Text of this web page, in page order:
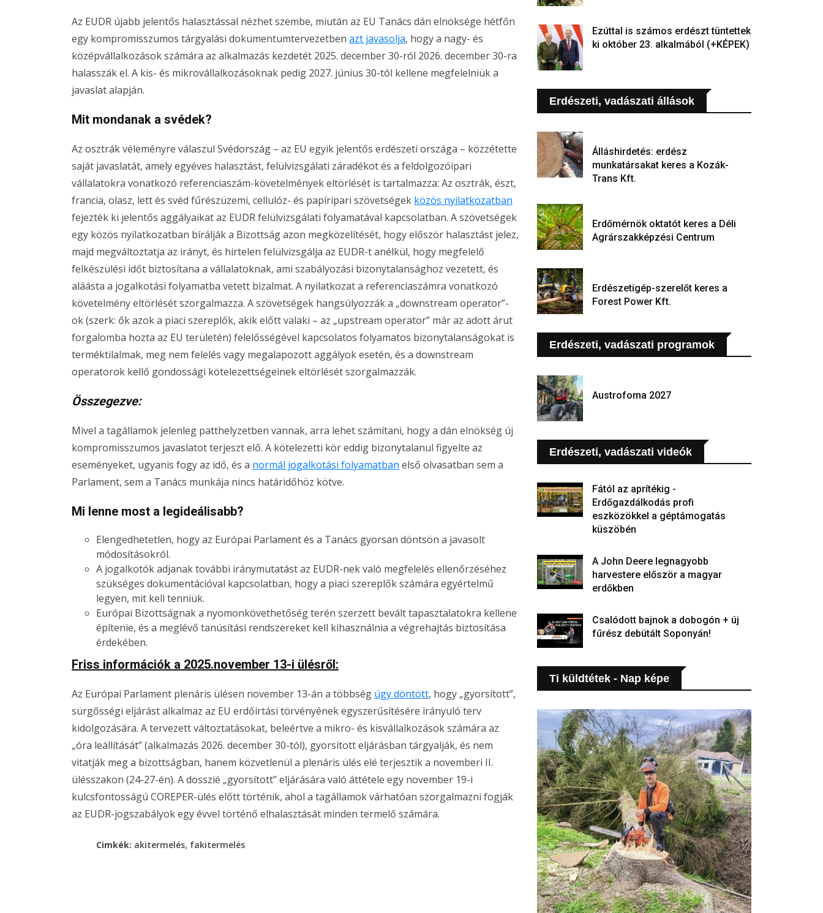
Az EUDR újabb jelentős halasztással nézhet szembe, miután az EU Tanács dán elnöksége hétfőn
egy kompromisszumos tárgyalási dokumentumtervezetben azt javasolja, hogy a nagy- és
középvállalkozások számára az alkalmazás kezdetét 2025. december 30-ról 2026. december 30-ra
halasszák el. A kis- és mikrovállalkozásoknak pedig 2027. június 30-tól kellene megfelelniük a
javaslat alapján.
Mit mondanak a svédek?
Az osztrák véleményre válaszul Svédország – az EU egyik jelentős erdészeti országa – közzétette
saját javaslatát, amely egyéves halasztást, felülvizsgálati záradékot és a feldolgozóipari
vállalatokra vonatkozó referenciaszám-követelmények eltörlését is tartalmazza: Az osztrák, észt,
francia, olasz, lett és svéd fűrészüzemi, cellulóz- és papíripari szövetségek közös nyilatkozatban
fejezték ki jelentős aggályaikat az EUDR felülvizsgálati folyamatával kapcsolatban. A szövetségek
egy közös nyilatkozatban bírálják a Bizottság azon megközelítését, hogy először halasztást jelez,
majd megváltoztatja az irányt, és hirtelen felülvizsgálja az EUDR-t anélkül, hogy megfelelő
felkészülési időt biztosítana a vállalatoknak, ami szabályozási bizonytalansághoz vezetett, és
aláásta a jogalkotási folyamatba vetett bizalmat. A nyilatkozat a referenciaszámra vonatkozó
követelmény eltörlését szorgalmazza. A szövetségek hangsúlyozzák a „downstream operator”-
ok (szerk: ők azok a piaci szereplők, akik előtt valaki – az „upstream operator” már az adott árut
forgalomba hozta az EU területén) felelősségével kapcsolatos folyamatos bizonytalanságokat is
terméktilalmak, meg nem felelés vagy megalapozott aggályok esetén, és a downstream
operatorok kellő gondossági kötelezettségeinek eltörlését szorgalmazzák.
Összegezve:
Mivel a tagállamok jelenleg patthelyzetben vannak, arra lehet számítani, hogy a dán elnökség új
kompromisszumos javaslatot terjeszt elő. A kötelezetti kör eddig bizonytalanul figyelte az
eseményeket, ugyanis fogy az idő, és a normál jogalkotási folyamatban első olvasatban sem a
Parlament, sem a Tanács munkája nincs határidőhöz kötve.
Mi lenne most a legideálisabb?
Elengedhetetlen, hogy az Európai Parlament és a Tanács gyorsan döntsön a javasolt
módosításokról.
A jogalkotók adjanak további iránymutatást az EUDR-nek való megfelelés ellenőrzéséhez
szükséges dokumentációval kapcsolatban, hogy a piaci szereplők számára egyértelmű
legyen, mit kell tenniük.
Európai Bizottságnak a nyomonkövethetőség terén szerzett bevált tapasztalatokra kellene
építenie, és a meglévő tanúsítási rendszereket kell kihasználnia a végrehajtás biztosítása
érdekében.
Friss információk a 2025.november 13-i ülésről:
Az Európai Parlament plenáris ülésen november 13-án a többség úgy döntött, hogy „gyorsított”,
sürgősségi eljárást alkalmaz az EU erdőirtási törvényének egyszerűsítésére irányuló terv
kidolgozására. A tervezett változtatásokat, beleértve a mikro- és kisvállalkozások számára az
„óra leállítását” (alkalmazás 2026. december 30-tól), gyorsított eljárásban tárgyalják, és nem
vitatják meg a bizottságban, hanem közvetlenül a plenáris ülés elé terjesztik a novemberi II.
ülésszakon (24-27-én). A dosszié „gyorsított” eljárására való áttétele egy november 19-i
kulcsfontosságú COREPER-ülés előtt történik, ahol a tagállamok várhatóan szorgalmazni fogják
az EUDR-jogszabályok egy évvel történő elhalasztását minden termelő számára.
Cimkék: akitermelés, fakitermelés
Ezúttal is számos erdészt tüntettek
ki október 23. alkalmából (+KÉPEK)
Erdészeti, vadászati állások
Álláshirdetés: erdész
munkatársakat keres a Kozák-
Trans Kft.
Erdőmérnök oktatót keres a Déli
Agrárszakképzési Centrum
Erdészetigép-szerelőt keres a
Forest Power Kft.
Erdészeti, vadászati programok
Austrofoma 2027
Erdészeti, vadászati videók
Fától az aprítékig -
Erdőgazdálkodás profi
eszközökkel a géptámogatás
küszöbén
A John Deere legnagyobb
harvestere először a magyar
erdőkben
Csalódott bajnok a dobogón + új
fűrész debütált Soponyán!
Ti küldtétek - Nap képe